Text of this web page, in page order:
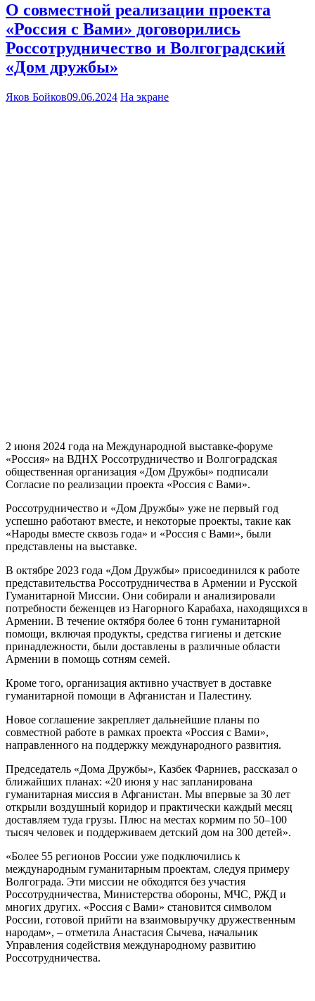
О совместной реализации проекта
«Россия с Вами» договорились
Россотрудничество и Волгоградский
«Дом дружбы»
Яков Бойков09.06.2024 На экране
2 июня 2024 года на Международной выставке-форуме
«Россия» на ВДНХ Россотрудничество и Волгоградская
общественная организация «Дом Дружбы» подписали
Согласие по реализации проекта «Россия с Вами».
Россотрудничество и «Дом Дружбы» уже не первый год
успешно работают вместе, и некоторые проекты, такие как
«Народы вместе сквозь года» и «Россия с Вами», были
представлены на выставке.
В октябре 2023 года «Дом Дружбы» присоединился к работе
представительства Россотрудничества в Армении и Русской
Гуманитарной Миссии. Они собирали и анализировали
потребности беженцев из Нагорного Карабаха, находящихся в
Армении. В течение октября более 6 тонн гуманитарной
помощи, включая продукты, средства гигиены и детские
принадлежности, были доставлены в различные области
Армении в помощь сотням семей.
Кроме того, организация активно участвует в доставке
гуманитарной помощи в Афганистан и Палестину.
Новое соглашение закрепляет дальнейшие планы по
совместной работе в рамках проекта «Россия с Вами»,
направленного на поддержку международного развития.
Председатель «Дома Дружбы», Казбек Фарниев, рассказал о
ближайших планах: «20 июня у нас запланирована
гуманитарная миссия в Афганистан. Мы впервые за 30 лет
открыли воздушный коридор и практически каждый месяц
доставляем туда грузы. Плюс на местах кормим по 50–100
тысяч человек и поддерживаем детский дом на 300 детей».
«Более 55 регионов России уже подключились к
международным гуманитарным проектам, следуя примеру
Волгограда. Эти миссии не обходятся без участия
Россотрудничества, Министерства обороны, МЧС, РЖД и
многих других. «Россия с Вами» становится символом
России, готовой прийти на взаимовыручку дружественным
народам», – отметила Анастасия Сычева, начальник
Управления содействия международному развитию
Россотрудничества.